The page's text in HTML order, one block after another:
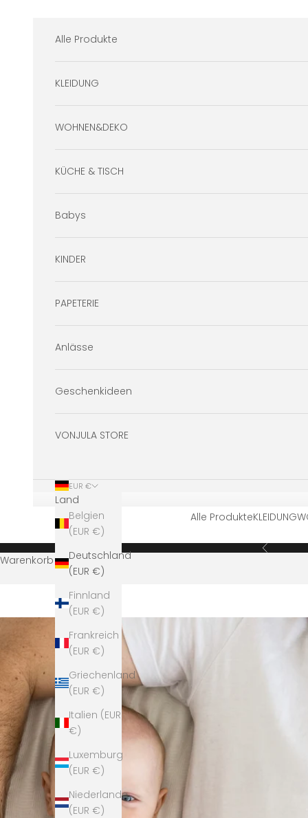
Alle ProdukteKLEIDUNG
Alle Produkte
KLEIDUNG
WOHNEN&DEKO
KÜCHE & TISCH
Babys
KINDER
PAPETERIE
Anlässe
Geschenkideen
VONJULA STORE
EUR €
Land
Belgien
(EUR €)
Deutschland
(EUR €)
Finnland
(EUR €)
Frankreich
(EUR €)
Griechenland
(EUR €)
Italien (EUR
€)
Luxemburg
(EUR €)
Niederlande
(EUR €)
Zurück
Warenkorb